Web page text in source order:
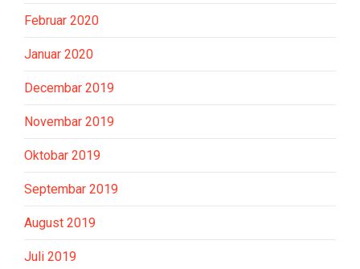
Februar 2020
Januar 2020
Decembar 2019
Novembar 2019
Oktobar 2019
Septembar 2019
August 2019
Juli 2019